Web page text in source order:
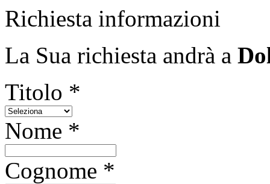
Richiesta informazioni
La Sua richiesta andrà a
Titolo *
Nome *
Cognome *